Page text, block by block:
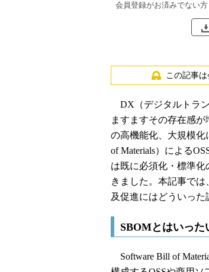
会員登録がお済みでない
この記事は
DX（デジタルトラン
ますますその存在感
の高機能化、大規模化
of Materials）による
は既に必須化・標準
きました。本記事で
及促進にはどういった
SBOMとはいっ
Software Bill of